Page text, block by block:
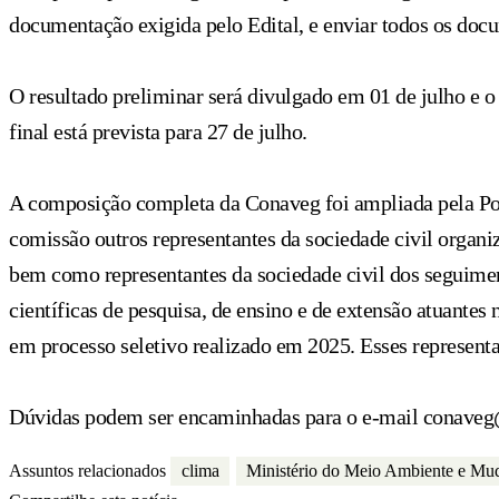
documentação exigida pelo Edital, e enviar todos os
O resultado preliminar será divulgado em 01 de julho e
final está prevista para 27 de julho.
A composição completa da Conaveg foi ampliada pela
comissão outros representantes da sociedade civil
bem como representantes da sociedade civil dos
científicas de pesquisa, de ensino e de extensão
em processo seletivo realizado em 2025. Esses
Dúvidas podem ser encaminhadas para o e-mail
Assuntos relacionados clima
Ministério do Meio Ambiente e